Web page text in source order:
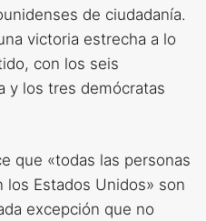
de ciudadanía.
victoria estrecha a lo
con los seis
y los tres demócratas
que «todas las personas
los Estados Unidos» son
excepción que no